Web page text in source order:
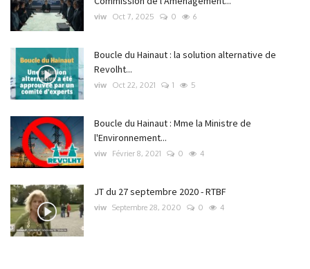
viw Oct 7, 2025 0 6
Boucle du Hainaut : la solution alternative de
Revolht...
viw Oct 22, 2021 1 5
Boucle du Hainaut : Mme la Ministre de
l'Environnement...
viw Février 8, 2021 0 4
JT du 27 septembre 2020 - RTBF
viw Septembre 28, 2020 0 4